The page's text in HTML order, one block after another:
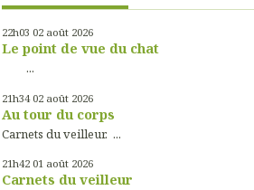
22h03 02 août 2026
Le point de vue du chat
...
21h34 02 août 2026
Au tour du corps
Carnets du veilleur. ...
21h42 01 août 2026
Carnets du veilleur